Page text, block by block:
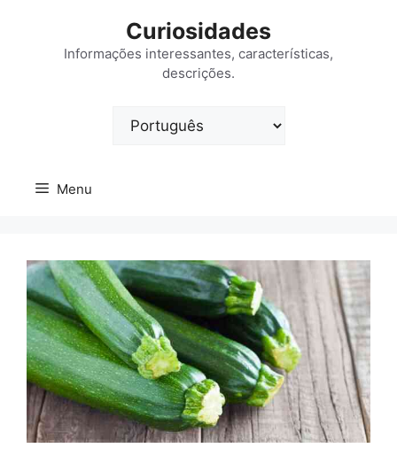
Curiosidades
Informações interessantes, características,
descrições.
Escolha
Menu